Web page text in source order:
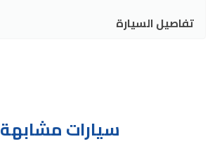
تفاصيل السيارة
سيارات مشابهة